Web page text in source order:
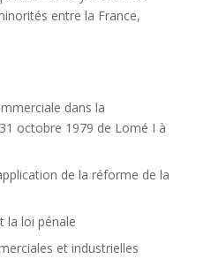
entre la France,
dans la
octobre 1979 de Lomé I à
de la réforme de la
la loi pénale
et industrielles